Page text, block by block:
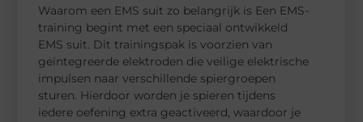
Waarom een EMS suit zo belangrijk is Een EMS-
training begint met een speciaal ontwikkeld
EMS suit. Dit trainingspak is voorzien van
geïntegreerde elektroden die veilige elektrische
impulsen naar verschillende spiergroepen
sturen. Hierdoor worden je spieren tijdens
iedere oefening extra geactiveerd, waardoor je